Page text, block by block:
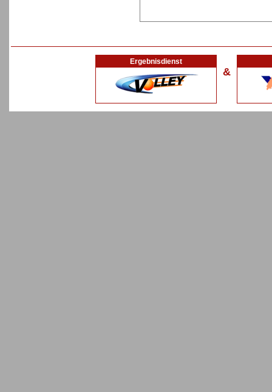
Ergebnisdienst
&